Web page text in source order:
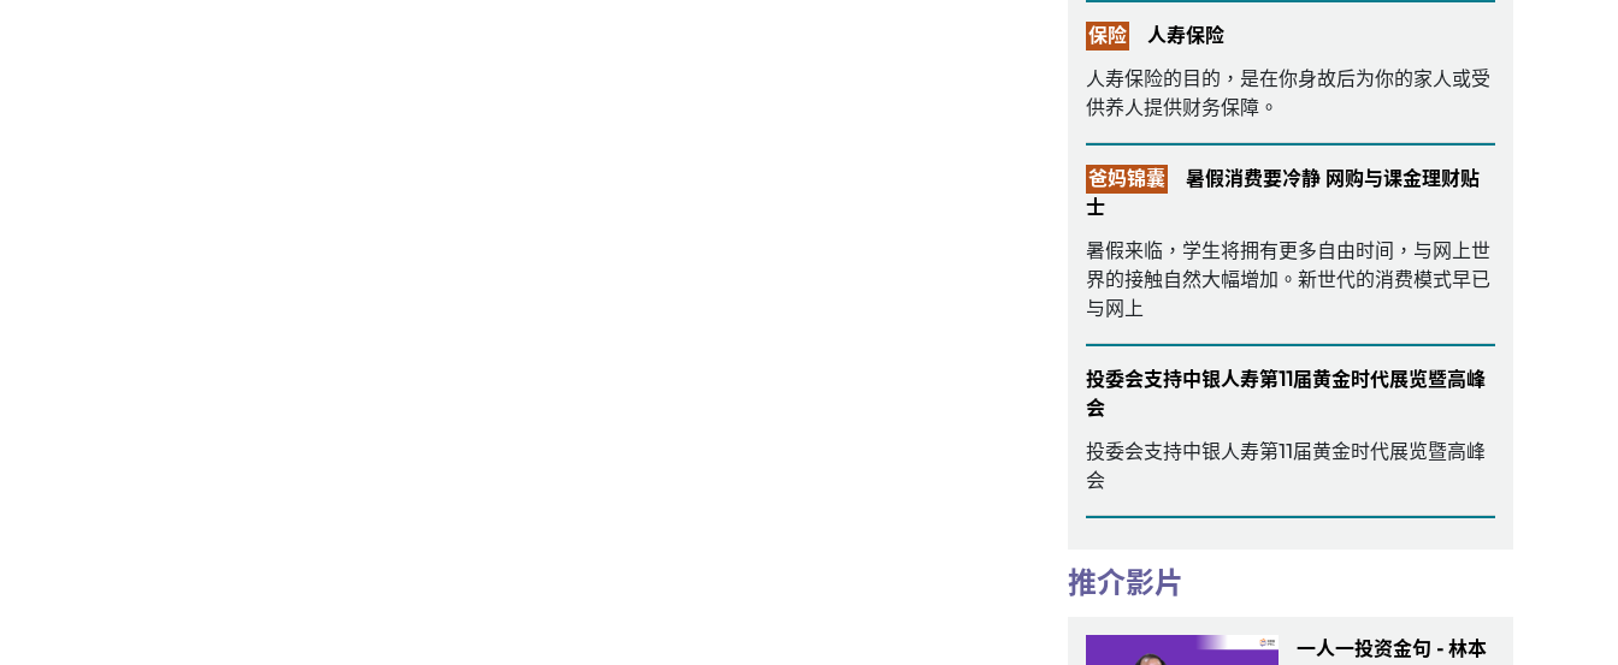
保险
人寿保险
人寿保险的目的，是在你身故后为你的家人或受
供养人提供财务保障。
爸妈锦囊
暑假消费要冷静 网购与课金理财贴
士
暑假来临，学生将拥有更多自由时间，与网上世
界的接触自然大幅增加。新世代的消费模式早已
与网上
投委会支持中银人寿第11届黄金时代展览暨高峰
会
投委会支持中银人寿第11届黄金时代展览暨高峰
会
推介影片
一人一投资金句 - 林本